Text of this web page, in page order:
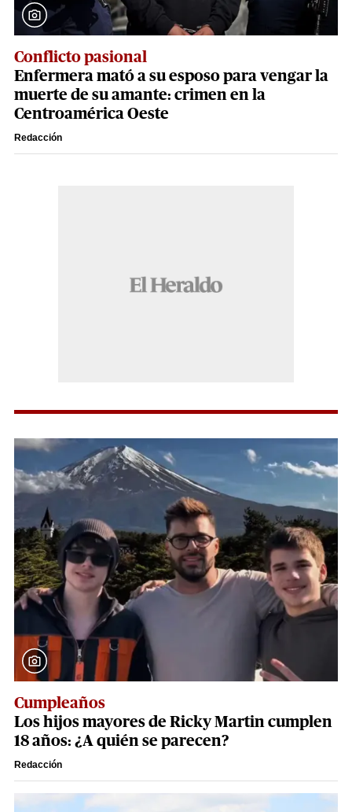
Conflicto pasional
Enfermera mató a su esposo para vengar la
muerte de su amante: crimen en la
Centroamérica Oeste
Redacción
Cumpleaños
Los hijos mayores de Ricky Martin cumplen
18 años: ¿A quién se parecen?
Redacción